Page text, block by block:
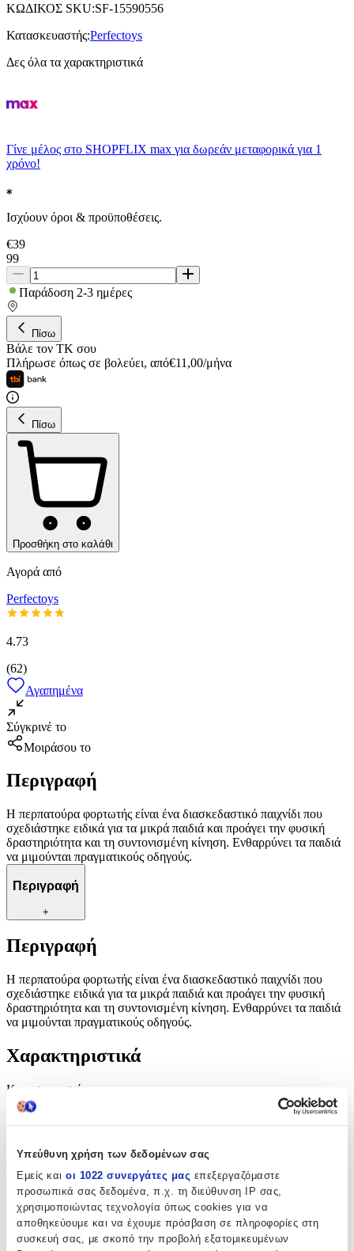
Υπεύθυνη χρήση των δεδομένων σας
Εμείς και οι 1022 συνεργάτες μας επεξεργαζόμαστε
προσωπικά σας δεδομένα, π.χ. τη διεύθυνση IP σας,
χρησιμοποιώντας τεχνολογία όπως cookies για να
αποθηκεύουμε και να έχουμε πρόσβαση σε πληροφορίες στη
συσκευή σας, με σκοπό την προβολή εξατομικευμένων
ΚΩΔΙΚΟΣ SKU:SF-15590556
Κατασκευαστής:Perfectoys
Δες όλα τα χαρακτηριστικά
Γίνε μέλος στο SHOPFLIX max για δωρεάν μεταφορικά για 1
χρόνο!
Ισχύουν όροι & προϋποθέσεις.
€39
99
Παράδοση 2-3 ημέρες
Πίσω
Βάλε τον ΤΚ σου
Πλήρωσε όπως σε βολεύει, από€11,00/μήνα
Πίσω
Προσθήκη στο καλάθι
Αγορά από
Perfectoys
4.73
(62)
Αγαπημένα
Σύγκρινέ το
Μοιράσου το
Περιγραφή
Η περπατούρα φορτωτής είναι ένα διασκεδαστικό παιχνίδι που
σχεδιάστηκε ειδικά για τα μικρά παιδιά και προάγει την φυσική
δραστηριότητα και τη συντονισμένη κίνηση. Ενθαρρύνει τα παιδιά
να μιμούνται πραγματικούς οδηγούς.
Περιγραφή
+
Περιγραφή
Η περπατούρα φορτωτής είναι ένα διασκεδαστικό παιχνίδι που
σχεδιάστηκε ειδικά για τα μικρά παιδιά και προάγει την φυσική
δραστηριότητα και τη συντονισμένη κίνηση. Ενθαρρύνει τα παιδιά
να μιμούνται πραγματικούς οδηγούς.
Χαρακτηριστικά
Κατασκευαστής
Ride On
Υλικό:
Πλαστικό